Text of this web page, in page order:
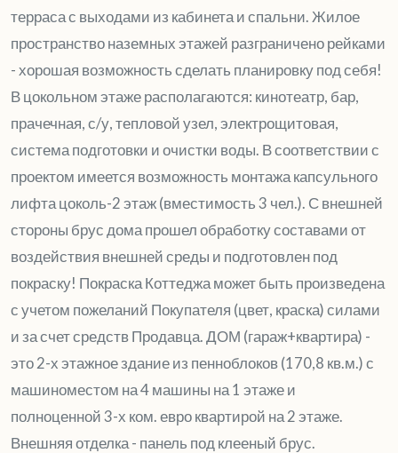
терраса с выходами из кабинета и спальни. Жилое
пространство наземных этажей разграничено рейками
- хорошая возможность сделать планировку под себя!
В цокольном этаже располагаются: кинотеатр, бар,
прачечная, с/у, тепловой узел, электрощитовая,
система подготовки и очистки воды. В соответствии с
проектом имеется возможность монтажа капсульного
лифта цоколь-2 этаж (вместимость 3 чел.). С внешней
стороны брус дома прошел обработку составами от
воздействия внешней среды и подготовлен под
покраску! Покраска Коттеджа может быть произведена
с учетом пожеланий Покупателя (цвет, краска) силами
и за счет средств Продавца. ДОМ (гараж+квартира) -
это 2-х этажное здание из пенноблоков (170,8 кв.м.) с
машиноместом на 4 машины на 1 этаже и
полноценной 3-х ком. евро квартирой на 2 этаже.
Внешняя отделка - панель под клееный брус.